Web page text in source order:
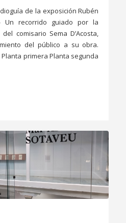
de la exposición Rubén
Un recorrido guiado por la
comisario Sema D’Acosta,
del público a su obra.
primera Planta segunda